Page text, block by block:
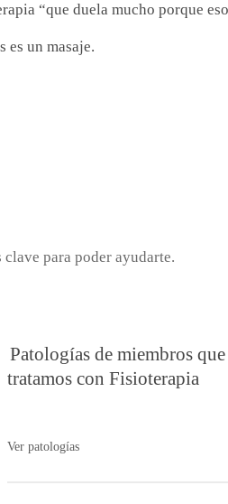
“que duela mucho porque
es un masaje.
para poder ayudarte.
Patologías de miembros que
tratamos con Fisioterapia
Ver patologías